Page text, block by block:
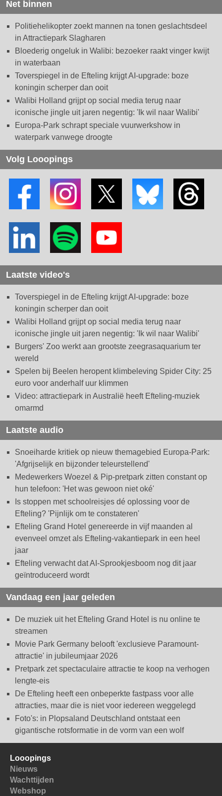
Net binnen
Politiehelikopter zoekt mannen na tonen geslachtsdeel
in Attractiepark Slagharen
Bloederig ongeluk in Walibi: bezoeker raakt vinger kwijt
in waterbaan
Toverspiegel in de Efteling krijgt AI-upgrade: boze
koningin scherper dan ooit
Walibi Holland grijpt op social media terug naar
iconische jingle uit jaren negentig: 'Ik wil naar Walibi'
Europa-Park schrapt speciale vuurwerkshow in
waterpark vanwege droogte
Volg Looopings
Laatste video's
Toverspiegel in de Efteling krijgt AI-upgrade: boze
koningin scherper dan ooit
Walibi Holland grijpt op social media terug naar
iconische jingle uit jaren negentig: 'Ik wil naar Walibi'
Burgers' Zoo werkt aan grootste zeegrasaquarium ter
wereld
Spelen bij Beelen heropent klimbeleving Spider City: 25
euro voor anderhalf uur klimmen
Video: attractiepark in Australië heeft Efteling-muziek
omarmd
Laatste audio
Snoeiharde kritiek op nieuw themagebied Europa-Park:
'Afgrijselijk en bijzonder teleurstellend'
Medewerkers Woezel & Pip-pretpark zitten constant op
hun telefoon: 'Het was gewoon niet oké'
Is stoppen met schoolreisjes dé oplossing voor de
Efteling? 'Pijnlijk om te constateren'
Efteling Grand Hotel genereerde in vijf maanden al
evenveel omzet als Efteling-vakantiepark in een heel
jaar
Efteling verwacht dat AI-Sprookjesboom nog dit jaar
geïntroduceerd wordt
Vandaag een jaar geleden
De muziek uit het Efteling Grand Hotel is nu online te
streamen
Movie Park Germany belooft 'exclusieve Paramount-
attractie' in jubileumjaar 2026
Pretpark zet spectaculaire attractie te koop na verhogen
lengte-eis
De Efteling heeft een onbeperkte fastpass voor alle
attracties, maar die is niet voor iedereen weggelegd
Foto's: in Plopsaland Deutschland ontstaat een
gigantische rotsformatie in de vorm van een wolf
Looopings
Nieuws
Wachttijden
Webshop